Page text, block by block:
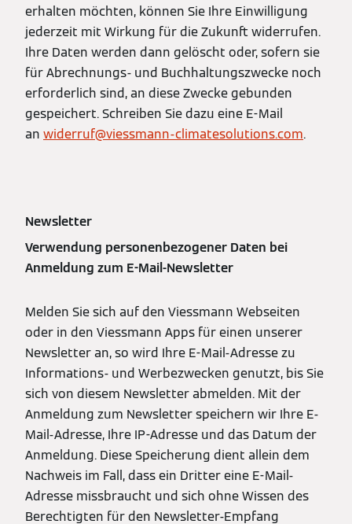
erhalten möchten, können Sie Ihre Einwilligung
jederzeit mit Wirkung für die Zukunft widerrufen.
Ihre Daten werden dann gelöscht oder, sofern sie
für Abrechnungs- und Buchhaltungszwecke noch
erforderlich sind, an diese Zwecke gebunden
gespeichert. Schreiben Sie dazu eine E-Mail
an widerruf@viessmann-climatesolutions.com.
Newsletter
Verwendung personenbezogener Daten bei
Anmeldung zum E-Mail-Newsletter
Melden Sie sich auf den Viessmann Webseiten
oder in den Viessmann Apps für einen unserer
Newsletter an, so wird Ihre E-Mail-Adresse zu
Informations- und Werbezwecken genutzt, bis Sie
sich von diesem Newsletter abmelden. Mit der
Anmeldung zum Newsletter speichern wir Ihre E-
Mail-Adresse, Ihre IP-Adresse und das Datum der
Anmeldung. Diese Speicherung dient allein dem
Nachweis im Fall, dass ein Dritter eine E-Mail-
Adresse missbraucht und sich ohne Wissen des
Berechtigten für den Newsletter-Empfang